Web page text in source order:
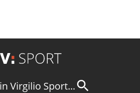
Virgilio Sport...